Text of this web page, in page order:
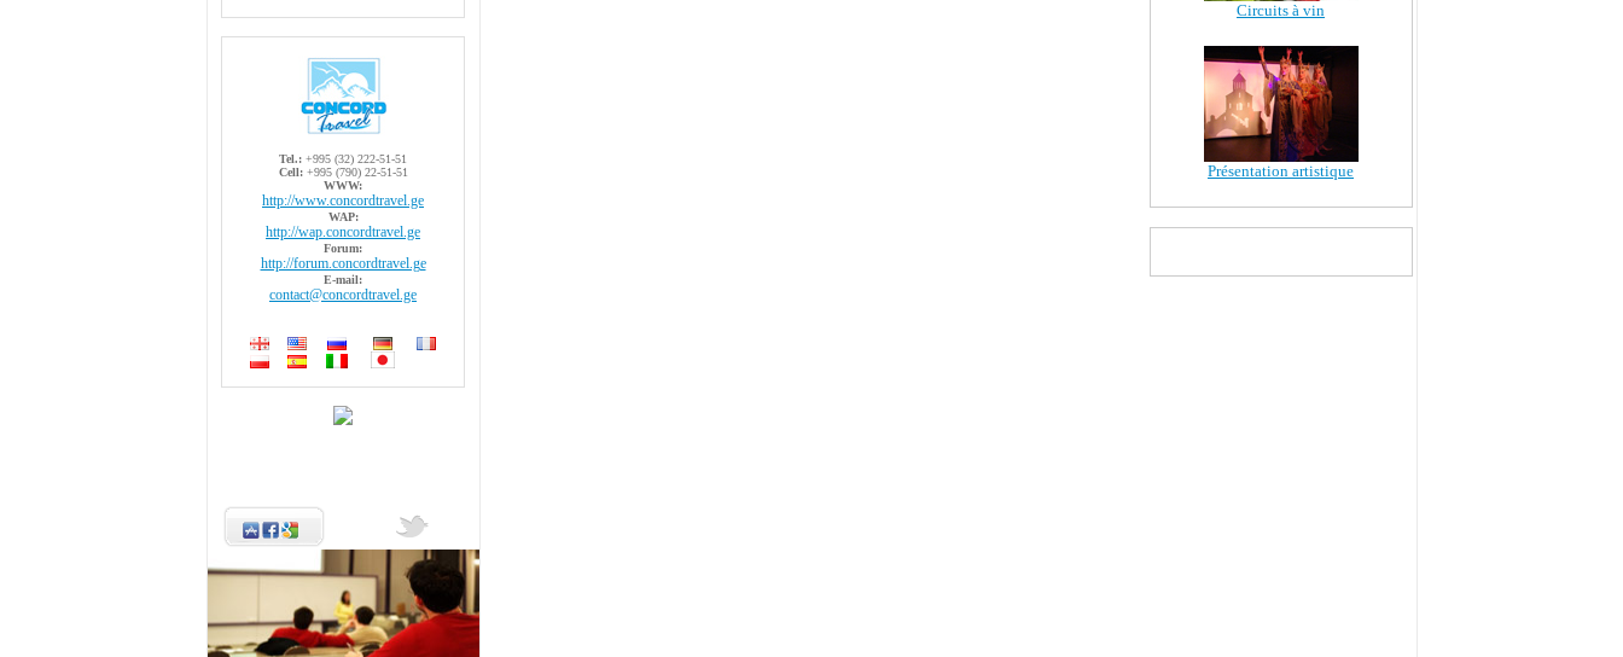
Tel.: +995 (32) 222-51-51
Cell:+995 (790) 22-51-51
WWW:
http://www.concordtravel.ge
WAP:
http://wap.concordtravel.ge
Forum:
http://forum.concordtravel.ge
E-mail:
contact@concordtravel.ge
Circuits à vin
Présentation artistique